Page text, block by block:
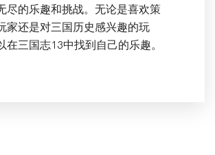
尽的乐趣和挑战。无论是喜欢策
家还是对三国历史感兴趣的玩
在三国志13中找到自己的乐趣。